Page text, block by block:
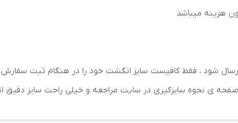
شما ارسال شود ، فقط کافیست سایز انگشت خود را در هنگام
صفحه ی نحوه سایزگیری در سایت مراجعه و خیلی راحت سایز